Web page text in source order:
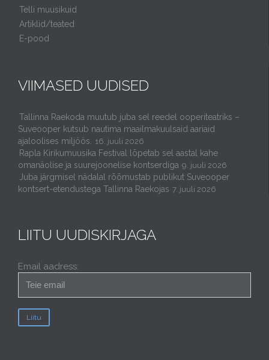
Telli muusikuid
Artiklid/teated
E-pood
VIIMASED UUDISED
Tallinna Raekoda muutub juba sel reedel ooperiteatriks –
Suveooper kutsub nautima maailmakuulsaid aariaid
ajaloolises miljöös.
16. juuli 2026
Rapla Kirikumuusika Festival lõpetab sel aastal kahe
omanäolise ja suurejoonelise kontserdiga 9. juuli 2026
Juba järgmisel nädalal rõõmustab publikut Suveooper
kontsert-etendustega Tallinna Raekojas 7. juuli 2026
LIITU UUDISKIRJAGA
Email aadress: